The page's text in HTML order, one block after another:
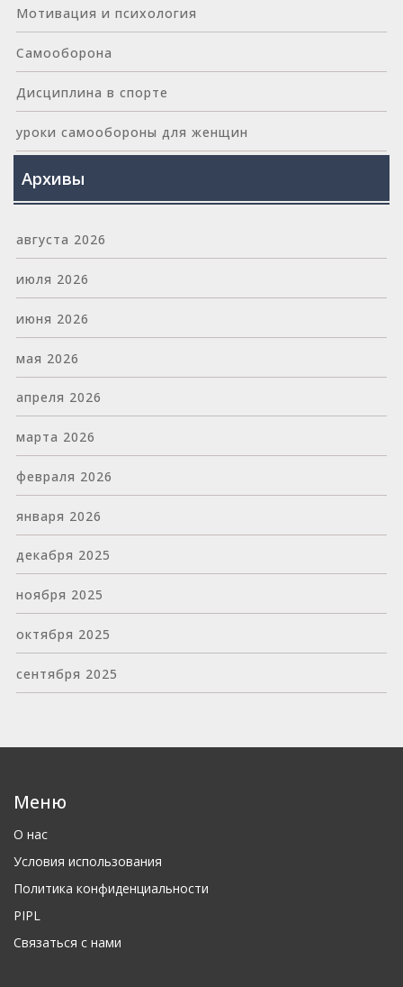
Мотивация и психология
Самооборона
Дисциплина в спорте
уроки самообороны для женщин
Архивы
августа 2026
июля 2026
июня 2026
мая 2026
апреля 2026
марта 2026
февраля 2026
января 2026
декабря 2025
ноября 2025
октября 2025
сентября 2025
Меню
О нас
Условия использования
Политика конфиденциальности
PIPL
Связаться с нами